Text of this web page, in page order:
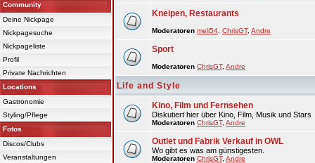
Community
Deine Nickpage
Nickpagesuche
Nickpageliste
Profil
Private Nachrichten
Locations
Gastronomie
Styling/Pflege
Fotos
Discos/Clubs
Veranstaltungen
Kneipen, Restaurants
Moderatoren meli54 ChrisGT, Andre
Sport
Moderatoren ChrisGT, Andre
Life and Style
Kino, Film und Fernsehen
Diskutiert hier über Kino, Film, Musik und Stars
Moderatoren ChrisGT, Andre
Outlet und Fabrik Verkauf in OWL
Wo gibt es was am günstigesten.
Moderatoren ChrisGT, Andre